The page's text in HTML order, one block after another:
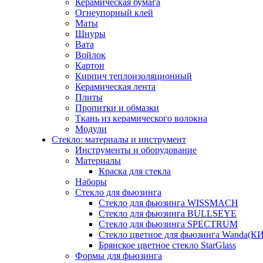
Керамическая бумага
Огнеупорный клей
Маты
Шнуры
Вата
Войлок
Картон
Кирпич теплоизоляционный
Керамическая лента
Плиты
Пропитки и обмазки
Ткань из керамического волокна
Модули
Стекло: материалы и инструмент
Инструменты и оборудование
Материалы
Краска для стекла
Наборы
Стекло для фьюзинга
Стекло для фьюзинга WISSMACH
Стекло для фьюзинга BULLSEYE
Стекло для фьюзинга SPECTRUM
Стекло цветное для фьюзинга
Брянское цветное стекло StarGlass
Формы для фьюзинга